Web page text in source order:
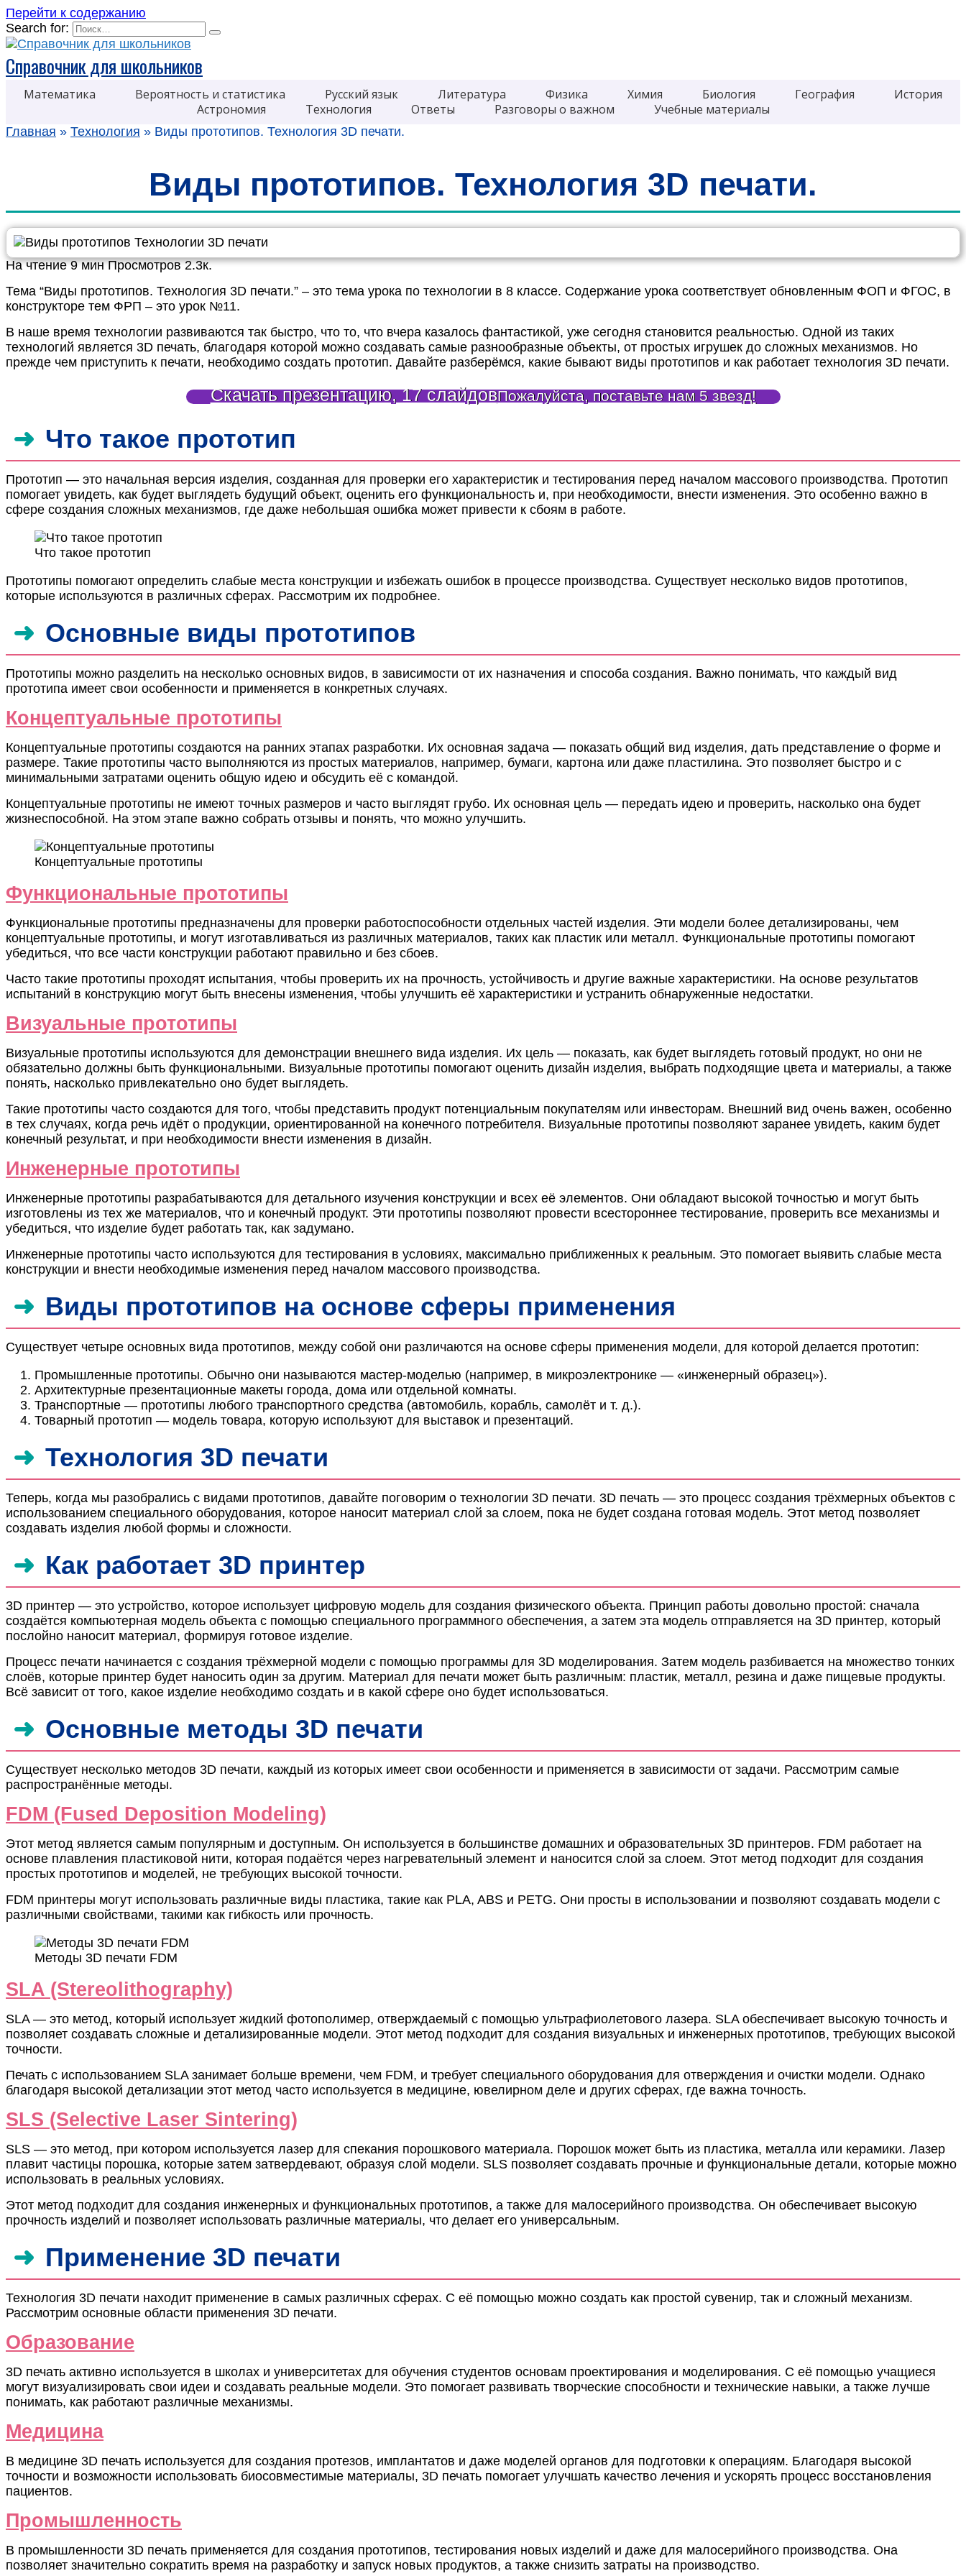
Перейти к содержанию
Search for:
Справочник для школьников
Математика Вероятность и статистика Русский язык Литература Физика Химия Биология География
История
Астрономия
Технология Ответы Разговоры о важном Учебные материалы
Главная » Технология » Виды прототипов. Технология 3D печати.
Виды прототипов. Технология 3D печати.
На чтение9 мин Просмотров 2.3к.
Тема “Виды прототипов. Технология 3D печати.” – это тема урока по технологии в 8 классе. Содержание урока соответствует обновленным ФОП и ФГОС, в
конструкторе тем ФРП – это урок №11.
В наше время технологии развиваются так быстро, что то, что вчера казалось фантастикой, уже сегодня становится реальностью. Одной из таких
технологий является 3D печать, благодаря которой можно создавать самые разнообразные объекты, от простых игрушек до сложных механизмов. Но
прежде чем приступить к печати, необходимо создать прототип. Давайте разберёмся, какие бывают виды прототипов и как работает технология 3D печати.
Скачать презентацию, 17 слайдовПожалуйста, поставьте нам 5 звезд!
Что такое прототип
Прототип — это начальная версия изделия, созданная для проверки его характеристик и тестирования перед началом массового производства. Прототип
помогает увидеть, как будет выглядеть будущий объект, оценить его функциональность и, при необходимости, внести изменения. Это особенно важно в
сфере создания сложных механизмов, где даже небольшая ошибка может привести к сбоям в работе.
Что такое прототип
Прототипы помогают определить слабые места конструкции и избежать ошибок в процессе производства. Существует несколько видов прототипов,
которые используются в различных сферах. Рассмотрим их подробнее.
Основные виды прототипов
Прототипы можно разделить на несколько основных видов, в зависимости от их назначения и способа создания. Важно понимать, что каждый вид
прототипа имеет свои особенности и применяется в конкретных случаях.
Концептуальные прототипы
Концептуальные прототипы создаются на ранних этапах разработки. Их основная задача — показать общий вид изделия, дать представление о форме и
размере. Такие прототипы часто выполняются из простых материалов, например, бумаги, картона или даже пластилина. Это позволяет быстро и с
минимальными затратами оценить общую идею и обсудить её с командой.
Концептуальные прототипы не имеют точных размеров и часто выглядят грубо. Их основная цель — передать идею и проверить, насколько она будет
жизнеспособной. На этом этапе важно собрать отзывы и понять, что можно улучшить.
Концептуальные прототипы
Функциональные прототипы
Функциональные прототипы предназначены для проверки работоспособности отдельных частей изделия. Эти модели более детализированы, чем
концептуальные прототипы, и могут изготавливаться из различных материалов, таких как пластик или металл. Функциональные прототипы помогают
убедиться, что все части конструкции работают правильно и без сбоев.
Часто такие прототипы проходят испытания, чтобы проверить их на прочность, устойчивость и другие важные характеристики. На основе результатов
испытаний в конструкцию могут быть внесены изменения, чтобы улучшить её характеристики и устранить обнаруженные недостатки.
Визуальные прототипы
Визуальные прототипы используются для демонстрации внешнего вида изделия. Их цель — показать, как будет выглядеть готовый продукт, но они не
обязательно должны быть функциональными. Визуальные прототипы помогают оценить дизайн изделия, выбрать подходящие цвета и материалы, а также
понять, насколько привлекательно оно будет выглядеть.
Такие прототипы часто создаются для того, чтобы представить продукт потенциальным покупателям или инвесторам. Внешний вид очень важен, особенно
в тех случаях, когда речь идёт о продукции, ориентированной на конечного потребителя. Визуальные прототипы позволяют заранее увидеть, каким будет
конечный результат, и при необходимости внести изменения в дизайн.
Инженерные прототипы
Инженерные прототипы разрабатываются для детального изучения конструкции и всех её элементов. Они обладают высокой точностью и могут быть
изготовлены из тех же материалов, что и конечный продукт. Эти прототипы позволяют провести всестороннее тестирование, проверить все механизмы и
убедиться, что изделие будет работать так, как задумано.
Инженерные прототипы часто используются для тестирования в условиях, максимально приближенных к реальным. Это помогает выявить слабые места
конструкции и внести необходимые изменения перед началом массового производства.
Виды прототипов на основе сферы применения
Существует четыре основных вида прототипов, между собой они различаются на основе сферы применения модели, для которой делается прототип:
Промышленные прототипы. Обычно они называются мастер-моделью (например, в микроэлектронике — «инженерный образец»).
Архитектурные презентационные макеты города, дома или отдельной комнаты.
Транспортные — прототипы любого транспортного средства (автомобиль, корабль, самолёт и т. д.).
Товарный прототип — модель товара, которую используют для выставок и презентаций.
Технология 3D печати
Теперь, когда мы разобрались с видами прототипов, давайте поговорим о технологии 3D печати. 3D печать — это процесс создания трёхмерных объектов с
использованием специального оборудования, которое наносит материал слой за слоем, пока не будет создана готовая модель. Этот метод позволяет
создавать изделия любой формы и сложности.
Как работает 3D принтер
3D принтер — это устройство, которое использует цифровую модель для создания физического объекта. Принцип работы довольно простой: сначала
создаётся компьютерная модель объекта с помощью специального программного обеспечения, а затем эта модель отправляется на 3D принтер, который
послойно наносит материал, формируя готовое изделие.
Процесс печати начинается с создания трёхмерной модели с помощью программы для 3D моделирования. Затем модель разбивается на множество тонких
слоёв, которые принтер будет наносить один за другим. Материал для печати может быть различным: пластик, металл, резина и даже пищевые продукты.
Всё зависит от того, какое изделие необходимо создать и в какой сфере оно будет использоваться.
Основные методы 3D печати
Существует несколько методов 3D печати, каждый из которых имеет свои особенности и применяется в зависимости от задачи. Рассмотрим самые
распространённые методы.
FDM (Fused Deposition Modeling)
Этот метод является самым популярным и доступным. Он используется в большинстве домашних и образовательных 3D принтеров. FDM работает на
основе плавления пластиковой нити, которая подаётся через нагревательный элемент и наносится слой за слоем. Этот метод подходит для создания
простых прототипов и моделей, не требующих высокой точности.
FDM принтеры могут использовать различные виды пластика, такие как PLA, ABS и PETG. Они просты в использовании и позволяют создавать модели с
различными свойствами, такими как гибкость или прочность.
Методы 3D печати FDM
SLA (Stereolithography)
SLA — это метод, который использует жидкий фотополимер, отверждаемый с помощью ультрафиолетового лазера. SLA обеспечивает высокую точность и
позволяет создавать сложные и детализированные модели. Этот метод подходит для создания визуальных и инженерных прототипов, требующих высокой
точности.
Печать с использованием SLA занимает больше времени, чем FDM, и требует специального оборудования для отверждения и очистки модели. Однако
благодаря высокой детализации этот метод часто используется в медицине, ювелирном деле и других сферах, где важна точность.
SLS (Selective Laser Sintering)
SLS — это метод, при котором используется лазер для спекания порошкового материала. Порошок может быть из пластика, металла или керамики. Лазер
плавит частицы порошка, которые затем затвердевают, образуя слой модели. SLS позволяет создавать прочные и функциональные детали, которые можно
использовать в реальных условиях.
Этот метод подходит для создания инженерных и функциональных прототипов, а также для малосерийного производства. Он обеспечивает высокую
прочность изделий и позволяет использовать различные материалы, что делает его универсальным.
Применение 3D печати
Технология 3D печати находит применение в самых различных сферах. С её помощью можно создать как простой сувенир, так и сложный механизм.
Рассмотрим основные области применения 3D печати.
Образование
3D печать активно используется в школах и университетах для обучения студентов основам проектирования и моделирования. С её помощью учащиеся
могут визуализировать свои идеи и создавать реальные модели. Это помогает развивать творческие способности и технические навыки, а также лучше
понимать, как работают различные механизмы.
Медицина
В медицине 3D печать используется для создания протезов, имплантатов и даже моделей органов для подготовки к операциям. Благодаря высокой
точности и возможности использовать биосовместимые материалы, 3D печать помогает улучшать качество лечения и ускорять процесс восстановления
пациентов.
Промышленность
В промышленности 3D печать применяется для создания прототипов, тестирования новых изделий и даже для малосерийного производства. Она
позволяет значительно сократить время на разработку и запуск новых продуктов, а также снизить затраты на производство.